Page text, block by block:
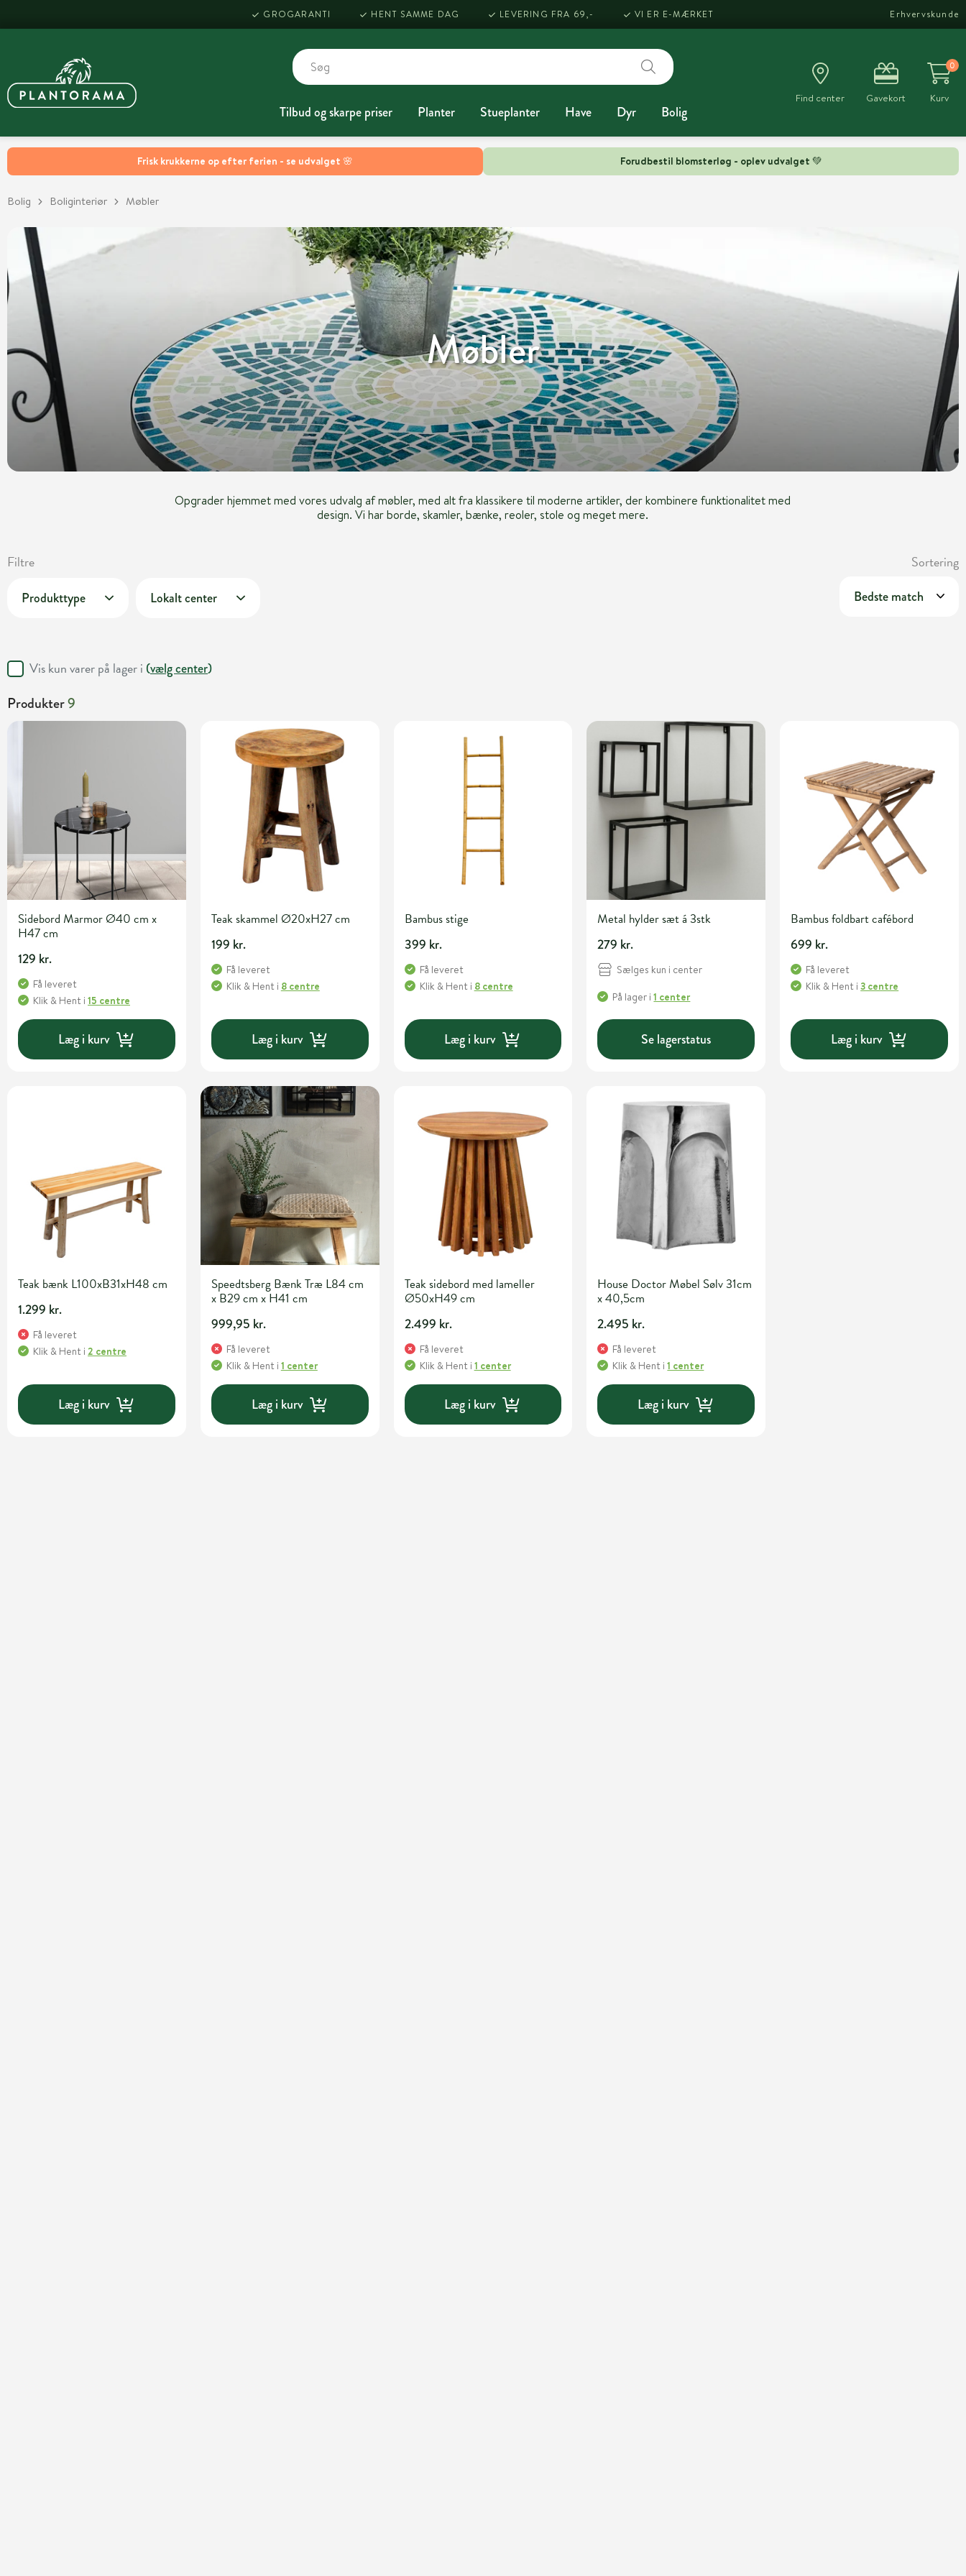
Frisk krukkerne op efter ferien - se udvalget 🌸 Forudbestil blomsterløg - oplev udvalget 💚
GROGARANTI HENT SAMME DAG LEVERING FRA 69,- VI ER E-MÆRKET Erhvervskunde
Tilbud og skarpe priser Planter Stueplanter Have Dyr Bolig
Find center Gavekort
0
Kurv
Bolig Boliginteriør Møbler
Møbler
Opgrader hjemmet med vores udvalg af møbler, med alt fra klassikere til moderne artikler, der kombinere funktionalitet med
design. Vi har borde, skamler, bænke, reoler, stole og meget mere.
Filtre Sortering
Produkttype Lokalt center
Vis kun varer på lager i (vælg center)
Produkter9
Sidebord Marmor Ø40 cm x
H47 cm
129 kr.
Få leveret
Klik & Hent i 15 centre
Læg i kurv
Teak skammel Ø20xH27 cm
199 kr.
Få leveret
Klik & Hent i 8 centre
Læg i kurv
Bambus stige
399 kr.
Få leveret
Klik & Hent i 8 centre
Læg i kurv
Metal hylder sæt á 3stk
279 kr.
Sælges kun i center
På lager i1 center
Se lagerstatus
Bambus foldbart cafébord
699 kr.
Få leveret
Klik & Hent i3 centre
Læg i kurv
Teak bænk L100xB31xH48 cm
1.299 kr.
Få leveret
Klik & Hent i 2 centre
Læg i kurv
Speedtsberg Bænk Træ L84 cm
x B29 cm x H41 cm
999,95 kr.
Få leveret
Klik & Hent i 1 center
Læg i kurv
Teak sidebord med lameller
Ø50xH49 cm
2.499 kr.
Få leveret
Klik & Hent i 1 center
Læg i kurv
House Doctor Møbel Sølv 31cm
x 40,5cm
2.495 kr.
Få leveret
Klik & Hent i1 center
Læg i kurv